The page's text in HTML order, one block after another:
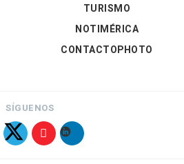
TURISMO
NOTIMÉRICA
CONTACTOPHOTO
SÍGUENOS